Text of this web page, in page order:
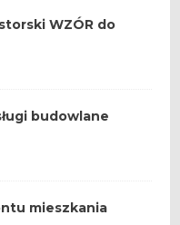
WZÓR do
budowlane
mieszkania